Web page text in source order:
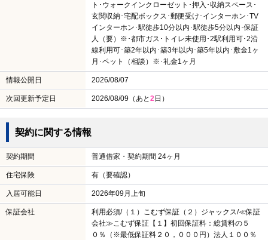
ト･ウォークインクローゼット･押入･収納スペース･
玄関収納･宅配ボックス･郵便受け･インターホン･TV
インターホン･駅徒歩10分以内･駅徒歩5分以内･保証
人（要）※･都市ガス･トイレ未使用･2駅利用可･2沿
線利用可･築2年以内･築3年以内･築5年以内･敷金1ヶ
月･ペット（相談）※･礼金1ヶ月
情報公開日 2026/08/07
次回更新予定日 2026/08/09（あと2日）
契約に関する情報
契約期間 普通借家・契約期間 24ヶ月
住宅保険 有（要確認）
入居可能日 2026年09月上旬
保証会社
利用必須/（１）こむず保証（２）ジャックス/≪保証
会社≫こむず保証【１】初回保証料：総賃料の５
０％（※最低保証料２０，０００円）法人１００％